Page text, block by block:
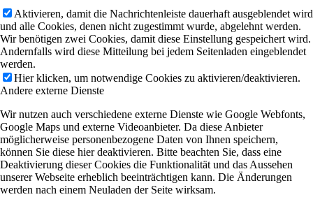
Aktivieren, damit die Nachrichtenleiste dauerhaft ausgeblendet wird
und alle Cookies, denen nicht zugestimmt wurde, abgelehnt werden.
Wir benötigen zwei Cookies, damit diese Einstellung gespeichert wird.
Andernfalls wird diese Mitteilung bei jedem Seitenladen eingeblendet
werden.
Hier klicken, um notwendige Cookies zu aktivieren/deaktivieren.
Andere externe Dienste
Wir nutzen auch verschiedene externe Dienste wie Google Webfonts,
Google Maps und externe Videoanbieter. Da diese Anbieter
möglicherweise personenbezogene Daten von Ihnen speichern,
können Sie diese hier deaktivieren. Bitte beachten Sie, dass eine
Deaktivierung dieser Cookies die Funktionalität und das Aussehen
unserer Webseite erheblich beeinträchtigen kann. Die Änderungen
werden nach einem Neuladen der Seite wirksam.